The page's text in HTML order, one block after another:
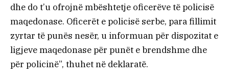
dhe do t’u ofrojnë mbështetje oficerëve të policisë
maqedonase. Oficerët e policisë serbe, para fillimit
zyrtar të punës nesër, u informuan për dispozitat e
ligjeve maqedonase për punët e brendshme dhe
për policinë”, thuhet në deklaratë.